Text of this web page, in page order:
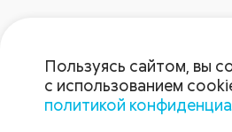
Блог
Пользуясь сайтом, вы
с использованием
политикой